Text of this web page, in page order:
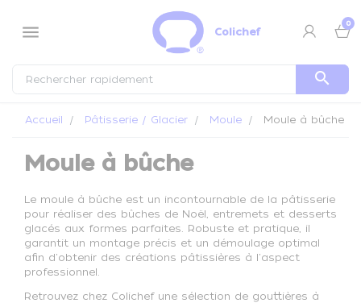
menu Colichef
0
search
Accueil Pâtisserie / Glacier Moule Moule à bûche
Moule à bûche
Le moule à bûche est un incontournable de la pâtisserie
pour réaliser des bûches de Noël, entremets et desserts
glacés aux formes parfaites. Robuste et pratique, il
garantit un montage précis et un démoulage optimal
afin d'obtenir des créations pâtissières à l'aspect
professionnel.
Retrouvez chez Colichef une sélection de gouttières à